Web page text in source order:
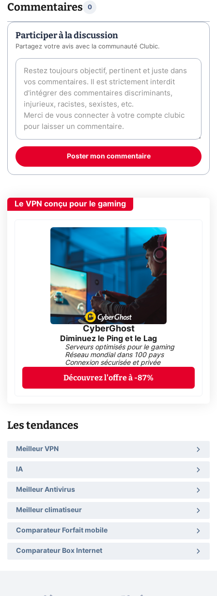
Commentaires 0
Participer à la discussion
Partagez votre avis avec la communauté Clubic.
Poster mon commentaire
Le VPN conçu pour le gaming
CyberGhost
Diminuez le Ping et le Lag
Serveurs optimisés pour le gaming
Réseau mondial dans 100 pays
Connexion sécurisée et privée
Découvrez l'offre à -87%
Les tendances
Meilleur VPN
IA
Meilleur Antivirus
Meilleur climatiseur
Comparateur Forfait mobile
Comparateur Box Internet